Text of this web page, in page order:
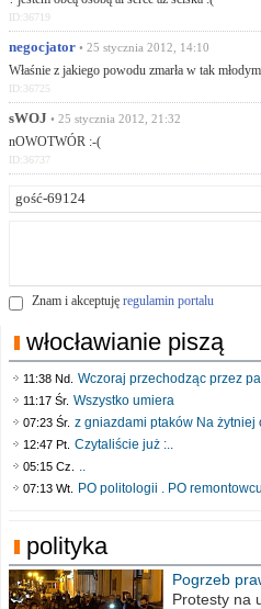
ID:36719
negocjator • 25 stycznia 2012, 14:10
Właśnie z jakiego powodu zmarła w tak
ID:36725
sWÓJ • 25 stycznia 2012, 21:32
nOWOTWÓR :-(
ID:36737
Znam i akceptuję regulamin portalu
włocławianie piszą
11:38 Nd. Wczoraj przechodząc przez
11:17 Śr. Wszystko umiera
07:23 Śr. z gniazdami ptaków Na żytniej
12:47 Pt. Czytaliście już :..
05:15 Cz. ..
07:13 Wt. PO politologii . PO
polityka
Pogrzeb
poselskim
Protesty na